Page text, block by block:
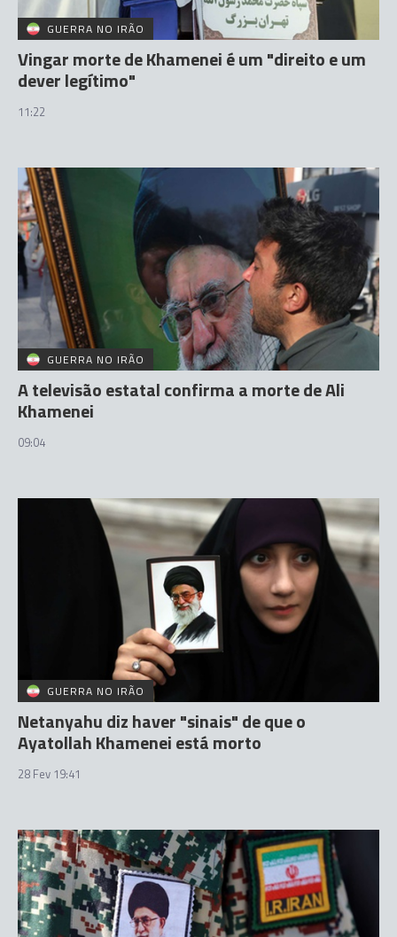
GUERRA NO IRÃO
Vingar morte de Khamenei é um "direito e um
dever legítimo"
11:22
GUERRA NO IRÃO
A televisão estatal confirma a morte de Ali
Khamenei
09:04
GUERRA NO IRÃO
Netanyahu diz haver "sinais" de que o
Ayatollah Khamenei está morto
28 Fev 19:41